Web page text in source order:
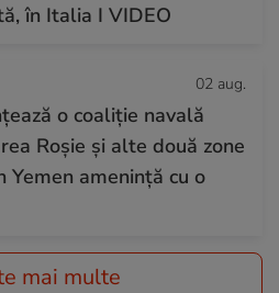
în Italia I VIDEO
02 aug.
o coaliție navală
Roșie și alte două zone
Yemen amenință cu o
mai multe